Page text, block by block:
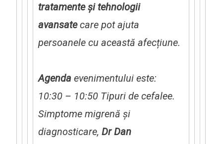
tratamenteși tehnologii
avansatecare pot ajuta
persoanele cu această afecțiune.
Agenda evenimentului este:
10:30 – 10:50 Tipuri de cefalee.
Simptome migrenă și
diagnosticare, Dr Dan